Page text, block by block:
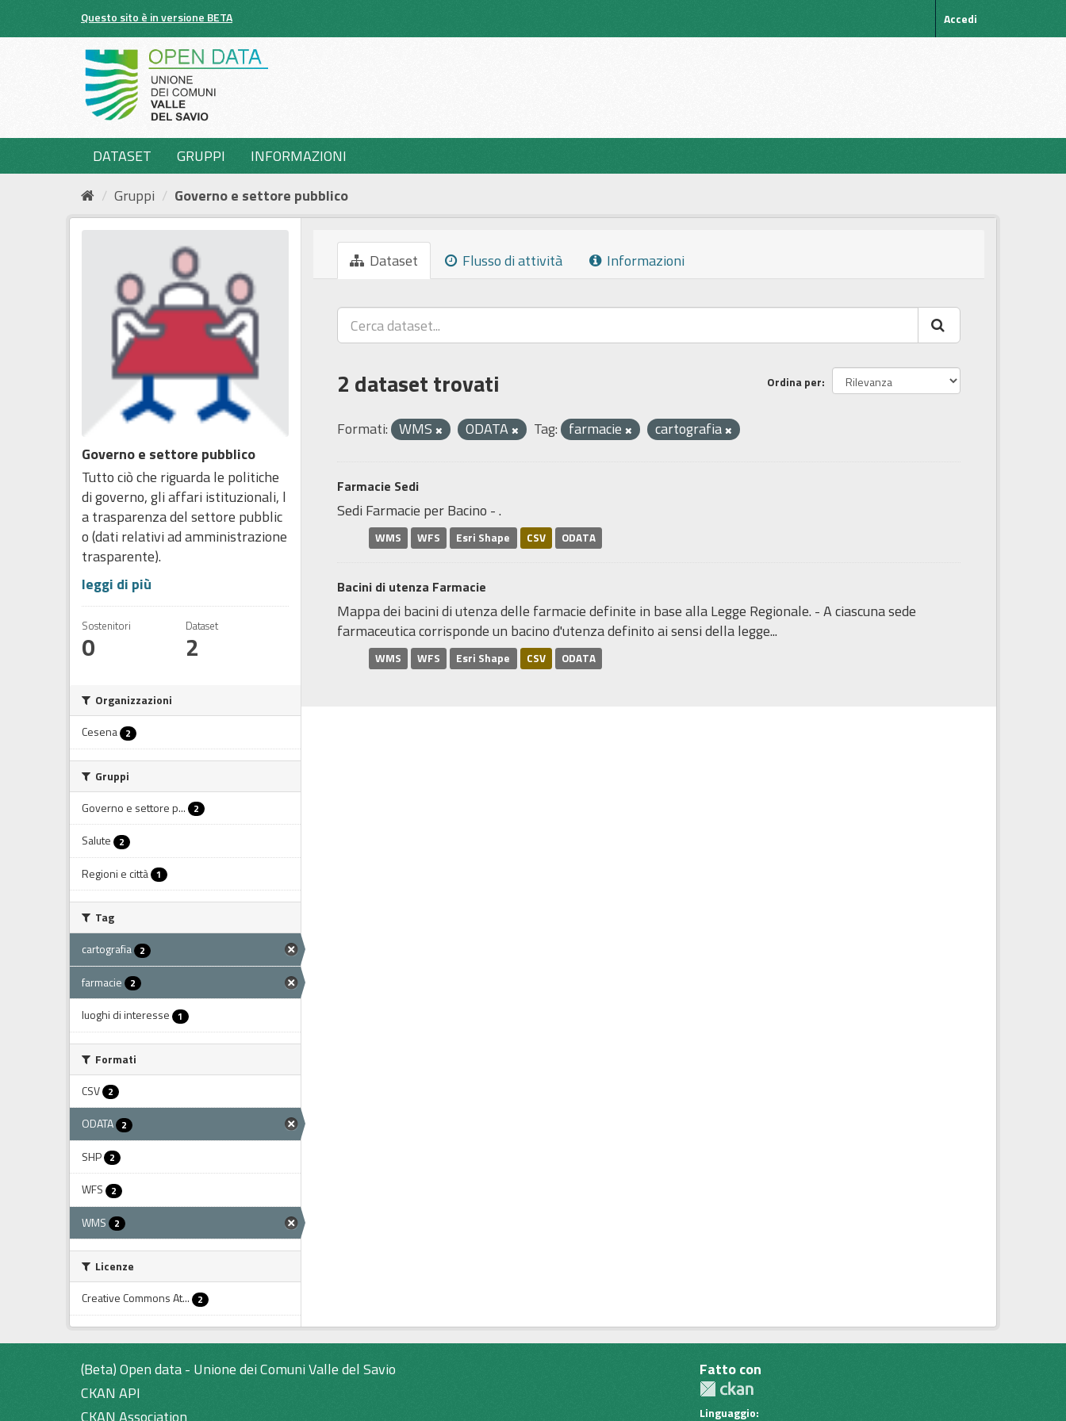
Questo sito è in versione BETA Accedi
DATASET GRUPPI
INFORMAZIONI
Gruppi
Governo e settore pubblico
Governo e settore pubblico
Tutto ciò che riguarda le politiche
di governo, gli affari istituzionali, l
a trasparenza del settore pubblic
o (dati relativi ad amministrazione
trasparente).
leggi di più
Sostenitori
0
Dataset
2
Organizzazioni
Cesena 2
Gruppi
Governo e settore p...
2
Salute 2
Regioni e città 1
Tag
cartografia 2
farmacie 2
luoghi di interesse 1
Formati
CSV 2
ODATA 2
SHP 2
WFS 2
WMS 2
Licenze
Creative Commons At...
2
Dataset Flusso di attività Informazioni
Ordina per
2 dataset trovati
Formati: WMS ODATA Tag: farmacie cartografia
Farmacie Sedi
Sedi Farmacie per Bacino - .
WMS WFS Esri Shape CSV ODATA
Bacini di utenza Farmacie
Mappa dei bacini di utenza delle farmacie definite in base alla Legge Regionale. - A ciascuna sede
farmaceutica corrisponde un bacino d'utenza definito ai sensi della legge...
WMS WFS Esri Shape CSV ODATA
(Beta) Open data - Unione dei Comuni Valle del Savio
CKAN API
CKAN Association
Fatto con
Linguaggio